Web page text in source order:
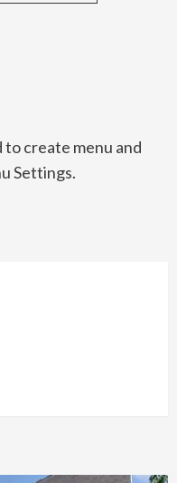
to create menu and
Settings.